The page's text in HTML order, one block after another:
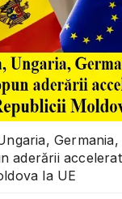
aderării
la UE